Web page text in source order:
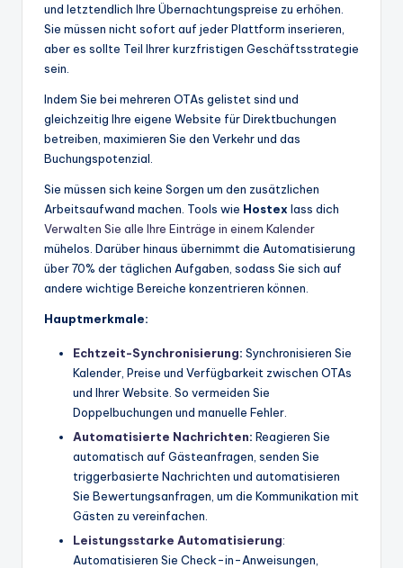
und letztendlich Ihre Übernachtungspreise zu erhöhen.
Sie müssen nicht sofort auf jeder Plattform inserieren,
aber es sollte Teil Ihrer kurzfristigen Geschäftsstrategie
sein.
Indem Sie bei mehreren OTAs gelistet sind und
gleichzeitig Ihre eigene Website für Direktbuchungen
betreiben, maximieren Sie den Verkehr und das
Buchungspotenzial.
Sie müssen sich keine Sorgen um den zusätzlichen
Arbeitsaufwand machen. Tools wie Hostex lass dich
Verwalten Sie alle Ihre Einträge in einem Kalender
mühelos. Darüber hinaus übernimmt die Automatisierung
über 70% der täglichen Aufgaben, sodass Sie sich auf
andere wichtige Bereiche konzentrieren können.
Hauptmerkmale:
Echtzeit-Synchronisierung: Synchronisieren Sie
Kalender, Preise und Verfügbarkeit zwischen OTAs
und Ihrer Website. So vermeiden Sie
Doppelbuchungen und manuelle Fehler.
Automatisierte Nachrichten: Reagieren Sie
automatisch auf Gästeanfragen, senden Sie
triggerbasierte Nachrichten und automatisieren
Sie Bewertungsanfragen, um die Kommunikation mit
Gästen zu vereinfachen.
Leistungsstarke Automatisierung:
Automatisieren Sie Check-in-Anweisungen,